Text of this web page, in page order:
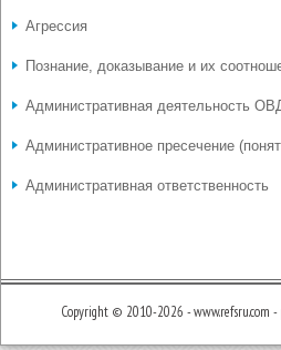
Агрессия
Познание, доказывание и их
Административная деятельность
Административное пресечение
Административная ответственность
Copyright © 2010-2026 - www.refsru.com